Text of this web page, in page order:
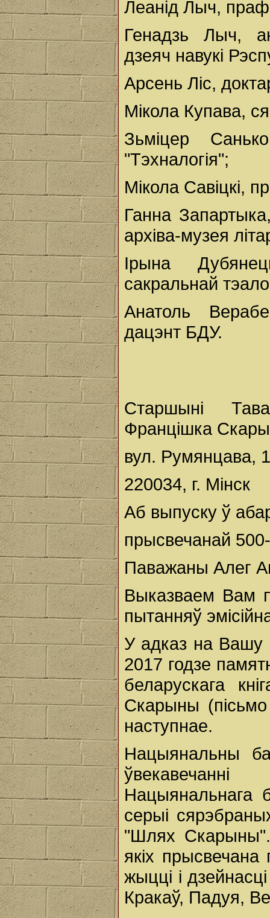
Леанід Лыч,
Генадзь Лыч,
дзеяч навукі
Арсень Ліс,
Мікола Купава,
Зьміцер
"Тэхналогія";
Мікола Савіцкі,
Ганна
архіва-музея
Ірына
сакральнай
Анатоль
дацэнт БДУ.
Старшыні
Францішка
вул. Румянцава,
220034, г. Мінск
Аб выпуску ў
прысвечанай
Паважаны Алег
Выказваем Вам
пытанняў
У адказ на Вашу
2017 годзе
беларускага
Скарыны
наступнае.
Нацыянальны
Нацыянальнага
серыі
"Шлях
якіх
жыцці і
Кракаў, Падуя,